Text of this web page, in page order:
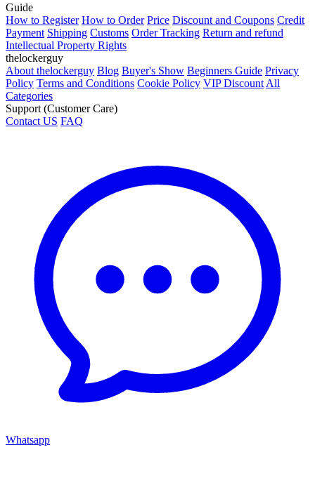
Guide
How to Register How to Order Price Discount and Coupons Credit
Payment Shipping Customs Order Tracking Return and refund
Intellectual Property Rights
thelockerguy
About thelockerguy Blog Buyer's Show Beginners Guide Privacy
Policy Terms and Conditions Cookie Policy VIP Discount All
Categories
Support (Customer Care)
Contact US FAQ
Whatsapp